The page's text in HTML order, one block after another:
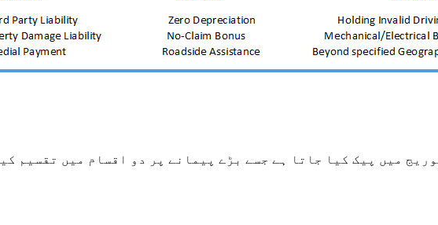
میں پیک کیا جاتا ہے جسے بڑے پیمانے پر دو اقسام میں تقسیم